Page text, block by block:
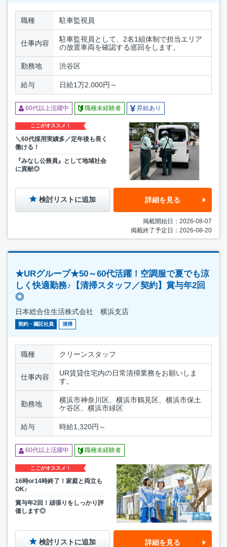
職種 駐車監視員
仕事内容
駐車監視員として、2名1組体制で担当エリア
の放置車両を確認する巡回をします。
勤務地 渋谷区
給与 日給1万2,000円～
60代以上活躍中 職種未経験者 昇給あり
ここがオススメ！
＼60代採用実績多／定年後も長く
働ける！
『みなし公務員』として地域社会
に貢献◎
検討リストに追加 詳細を見る
掲載開始日：2026-08-07
掲載終了予定日：2026-08-20
★URグループ★50～60代活躍！空調服で夏でも涼
しく快適勤務♪【清掃スタッフ／契約】賞与年2回
◎
日本総合住生活株式会社 横浜支店
契約・嘱託社員 清掃
職種 クリーンスタッフ
仕事内容
UR賃貸住宅内の日常清掃業務をお願いしま
す。
勤務地
横浜市神奈川区、横浜市鶴見区、横浜市保土
ケ谷区、横浜市緑区
給与 時給1,320円～
60代以上活躍中 職種未経験者
ここがオススメ！
16時or14時終了！家庭と両立も
OK♪
賞与年2回！頑張りをしっかり評
価します◎
検討リストに追加 詳細を見る